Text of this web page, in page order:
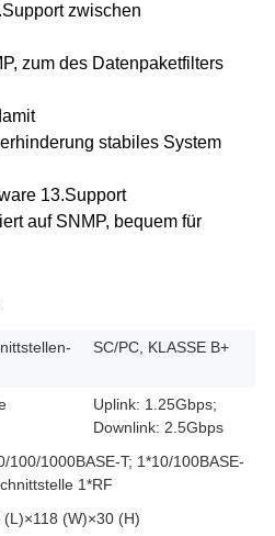
zwischen
zum des Datenpaketfilters
stabiles System
13.Support
auf SNMP, bequem für
SC/PC, KLASSE B+
Uplink: 1.25Gbps;
Downlink: 2.5Gbps
100/1000BASE-T; 1*10/100BASE-
1*RF
(L)×118 (W)×30 (H)